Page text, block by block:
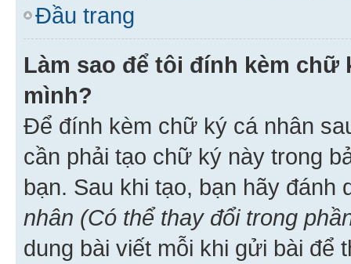
Đầu trang
Làm sao để tôi đính kèm chữ
mình?
Để đính kèm chữ ký cá nhân
cần phải tạo chữ ký này trong
bạn. Sau khi tạo, bạn hãy
nhân (Có thể thay đổi trong
dung bài viết mỗi khi gửi bài để